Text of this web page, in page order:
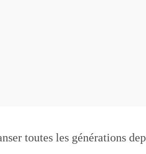
toutes les générations